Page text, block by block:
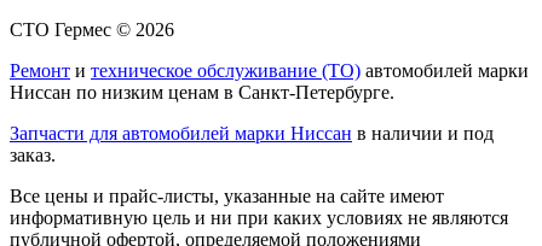
СТО Гермес © 2026
Ремонт и техническое обслуживание (ТО) автомобилей марки
Ниссан по низким ценам в Санкт-Петербурге.
Запчасти для автомобилей марки Ниссан в наличии и под
заказ.
Все цены и прайс-листы, указанные на сайте имеют
информативную цель и ни при каких условиях не являются
публичной офертой, определяемой положениями